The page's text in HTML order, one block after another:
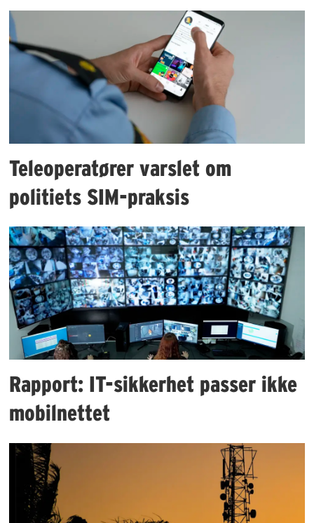
Teleoperatører varslet om
politiets SIM-praksis
Rapport: IT-sikkerhet passer ikke
mobilnettet